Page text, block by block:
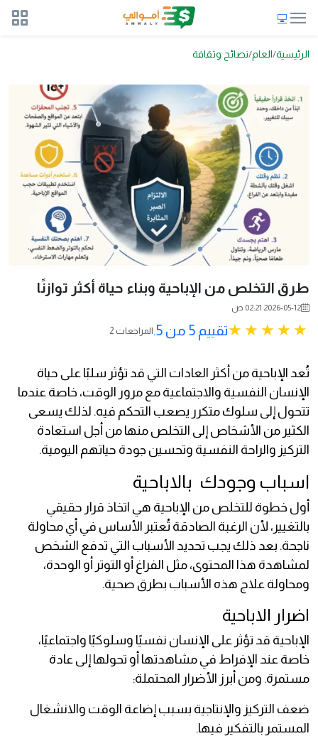
الرئيسية العام نصائح وثقافة
طرق التخلص من الإباحية وبناء حياة أكثر توازنًا
2026-05-12 02:21 ص
تقييم 5 من 5. 2 المراجعات
تُعد الإباحية من أكثر العادات التي قد تؤثر سلبًا على حياة
الإنسان النفسية والاجتماعية مع مرور الوقت، خاصة عندما
تتحول إلى سلوك متكرر يصعب التحكم فيه. لذلك يسعى
الكثير من الأشخاص إلى التخلص منها من أجل استعادة
التركيز والراحة النفسية وتحسين جودة حياتهم اليومية.
اسباب وجودك بالاباحية
أول خطوة للتخلص من الإباحية هي اتخاذ قرار حقيقي
بالتغيير، لأن الرغبة الصادقة تُعتبر الأساس في أي محاولة
ناجحة. بعد ذلك يجب تحديد الأسباب التي تدفع الشخص
لمشاهدة هذا المحتوى، مثل الفراغ أو التوتر أو الوحدة،
ومحاولة علاج هذه الأسباب بطرق صحية.
اضرار الاباحية
الإباحية قد تؤثر على الإنسان نفسيًا وسلوكيًا واجتماعيًا،
خاصة عند الإفراط في مشاهدتها أو تحولها إلى عادة
مستمرة. ومن أبرز الأضرار المحتملة:
ضعف التركيز والإنتاجية بسبب إضاعة الوقت والانشغال
المستمر بالتفكير فيها.